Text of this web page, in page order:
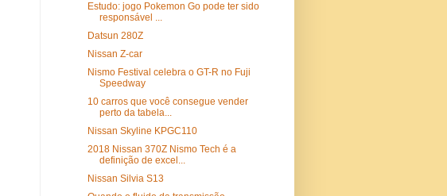
Estudo: jogo Pokemon Go pode ter sido
responsável ...
Datsun 280Z
Nissan Z-car
Nismo Festival celebra o GT-R no Fuji
Speedway
10 carros que você consegue vender
perto da tabela...
Nissan Skyline KPGC110
2018 Nissan 370Z Nismo Tech é a
definição de excel...
Nissan Silvia S13